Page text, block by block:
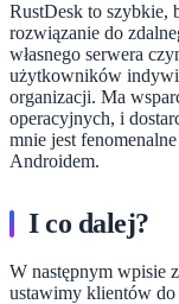
RustDesk to szybkie,
rozwiązanie do
własnego serwera
użytkowników
organizacji. Ma
operacyjnych, i
mnie jest
Androidem.
I co dalej?
W następnym wpisie
ustawimy klientów do